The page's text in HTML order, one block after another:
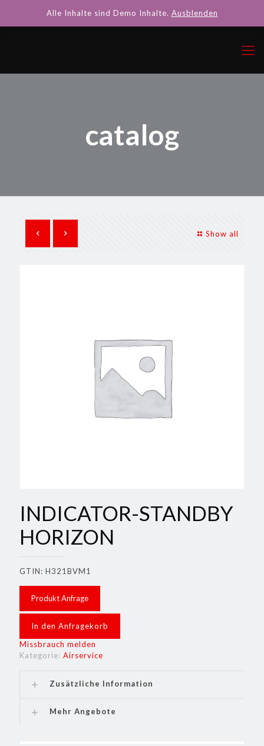
catalog
Show all
INDICATOR-STANDBY
HORIZON
GTIN: H321BVM1
Produkt Anfrage
In den Anfragekorb
Missbrauch melden
Kategorie: Airservice
Zusätzliche Information
Mehr Angebote
Alle Inhalte sind Demo Inhalte. Ausblenden